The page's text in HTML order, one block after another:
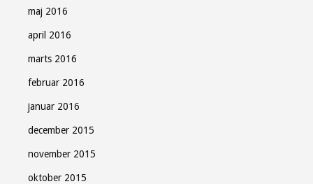
maj 2016
april 2016
marts 2016
februar 2016
januar 2016
december 2015
november 2015
oktober 2015